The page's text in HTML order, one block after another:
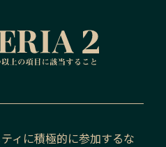
ィに積極的に参加するな